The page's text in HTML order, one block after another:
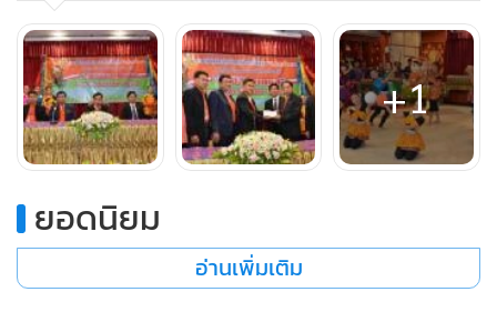
+1
ยอดนิยม
อ่านเพิ่มเติม